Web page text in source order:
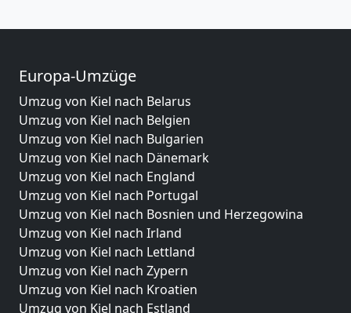
Europa-Umzüge
Umzug von Kiel nach Belarus
Umzug von Kiel nach Belgien
Umzug von Kiel nach Bulgarien
Umzug von Kiel nach Dänemark
Umzug von Kiel nach England
Umzug von Kiel nach Portugal
Umzug von Kiel nach Bosnien und Herzegowina
Umzug von Kiel nach Irland
Umzug von Kiel nach Lettland
Umzug von Kiel nach Zypern
Umzug von Kiel nach Kroatien
Umzug von Kiel nach Estland